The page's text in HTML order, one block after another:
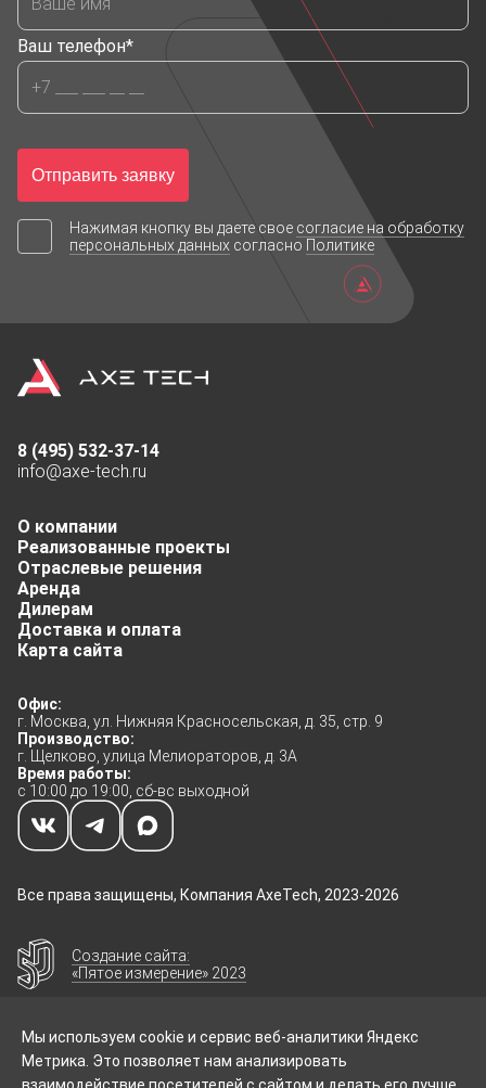
Шов
Порт 1 шт. DP
2 шт. HDMI
1 шт. VGA
1 шт. IR
Ваш телефон*
Отправить заявку
Нажимая кнопку вы даете свое согласие на обработку
персональных данных согласно Политике
О компании
Реализованные проекты
Отраслевые решения
Аренда
Дилерам
Доставка и оплата
Карта сайта
Офис:
г. Москва, ул. Нижняя Красносельская, д. 35, стр. 9
Производство:
г. Щелково, улица Мелиораторов, д. 3А
Время работы:
с 10:00 до 19:00, сб-вс выходной
8 (495) 532-37-14
info@axe-tech.ru
Все права защищены, Компания AxeTech, 2023-2026
Создание сайта:
«Пятое измерение» 2023
Мы используем cookie и сервис веб-аналитики Яндекс
Метрика. Это позволяет нам анализировать